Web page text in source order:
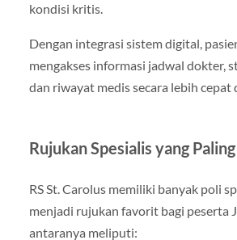
kondisi kritis.
Dengan integrasi sistem digital,
mengakses informasi jadwal dokter,
dan riwayat medis secara lebih cepat
Rujukan Spesialis yang
RS St. Carolus memiliki banyak poli
menjadi rujukan favorit bagi peserta
antaranya meliputi: